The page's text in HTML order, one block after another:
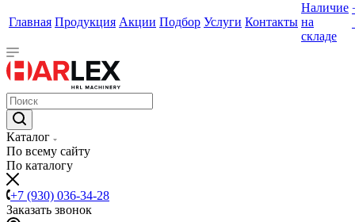
Главная Продукция Акции Подбор Услуги Контакты
Наличие
на
складе
Каталог
По всему сайту
По каталогу
+7 (930) 036-34-28
Заказать звонок